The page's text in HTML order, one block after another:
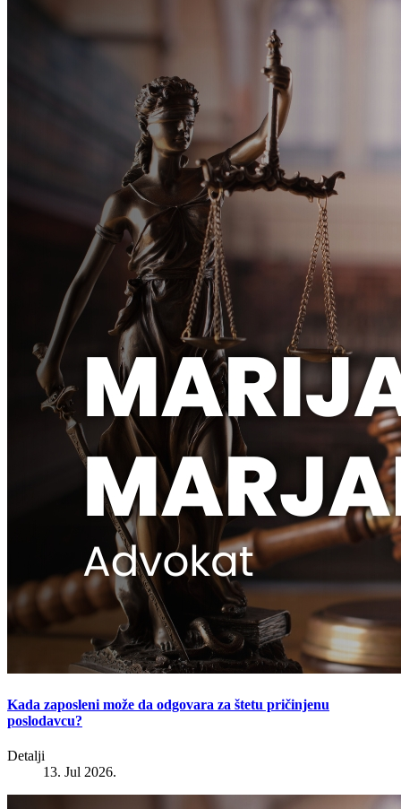
Kada zaposleni može da odgovara za štetu pričinjenu
poslodavcu?
Detalji
13. Jul 2026.